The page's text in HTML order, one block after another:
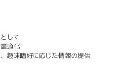
して
適化
趣味嗜好に応じた情報の提供